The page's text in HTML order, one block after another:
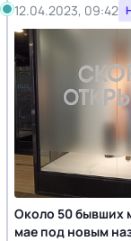
12.04.2023, 09:42
Около 50 бывших
мае под новым